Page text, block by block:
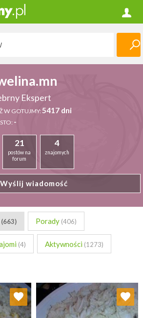
Ekspert
W GOTUJMY:5417 dni
-
21
postów na
forum
4
znajomych
Wyślij wiadomość
(663) Porady (406)
(4) Aktywności (1273)
ulubionych
listę:
Dodaj do ulubionych
Wybierz listę: